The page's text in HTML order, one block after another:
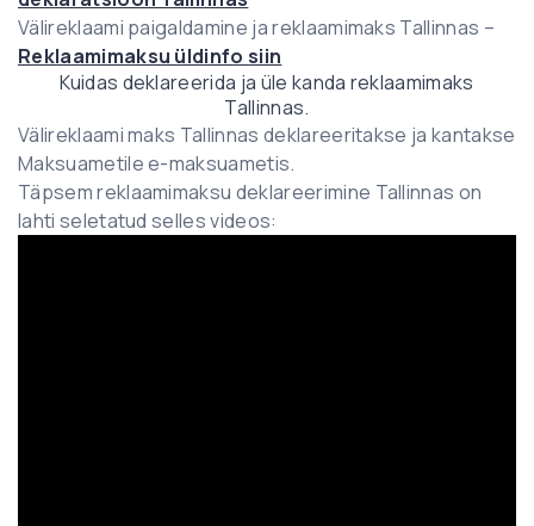
Välireklaami paigaldamine ja reklaamimaks Tallinnas –
Reklaamimaksu üldinfo siin
Kuidas deklareerida ja üle kanda reklaamimaks
Tallinnas.
Välireklaami maks Tallinnas deklareeritakse ja kantakse
Maksuametile e-maksuametis.
Täpsem reklaamimaksu deklareerimine Tallinnas on
lahti seletatud selles videos: